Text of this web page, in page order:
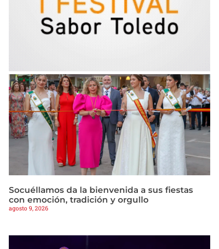
Socuéllamos da la bienvenida a sus fiestas
con emoción, tradición y orgullo
agosto 9, 2026